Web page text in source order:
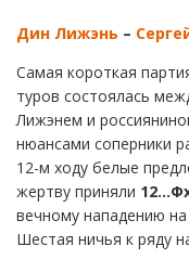
Дин Лижэнь –
Самая короткая
туров состоялась
Лижэнем и
нюансами соперники
12-м ходу белые
жертву приняли 12…Ф
вечному нападению
Шестая ничья к ряду